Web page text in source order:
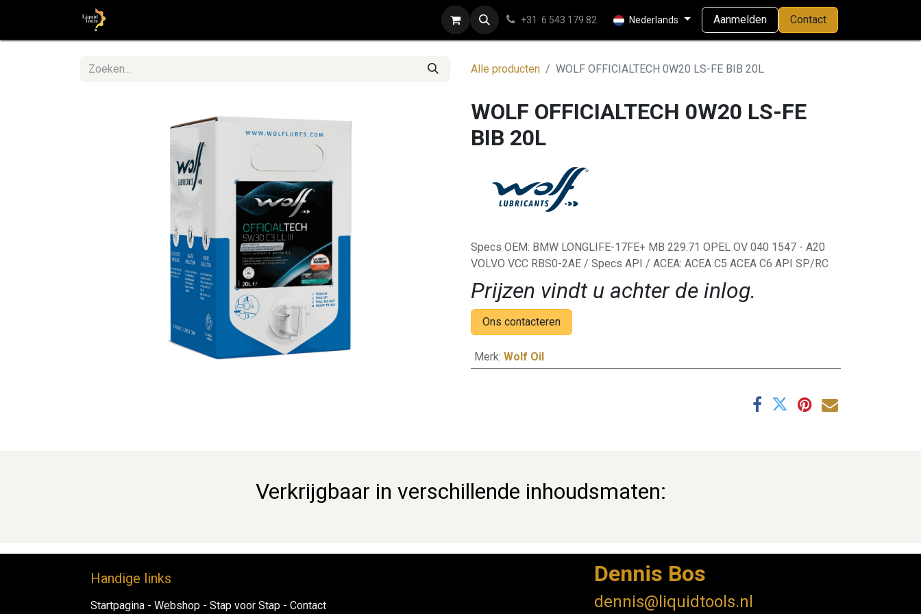
+31 6 543 179 82 Nederlands Aanmelden Contact
Alle producten WOLF OFFICIALTECH 0W20 LS-FE BIB 20L
WOLF OFFICIALTECH 0W20 LS-FE
BIB 20L
Specs OEM: BMW LONGLIFE-17FE+ MB 229.71 OPEL OV 040 1547 - A20
VOLVO VCC RBS0-2AE / Specs API / ACEA: ACEA C5 ACEA C6 API SP/RC
Prijzen vindt u achter de inlog.
Ons contacteren
Merk: Wolf Oil
Verkrijgbaar in verschillende inhoudsmaten:
Handig​e links
Startpagina - Webshop​ - Stap voor ​Sta​​p​ - Contact
Dennis Bos
dennis@liquidtools.nl